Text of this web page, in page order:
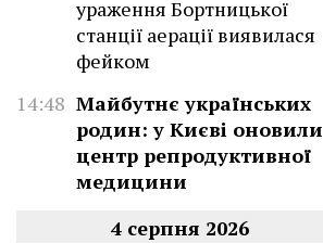
ураження Бортницької
станції аерації виявилася
фейком
14:48 Майбутнє українських
родин: у Києві оновили
центр репродуктивної
медицини
4 серпня 2026